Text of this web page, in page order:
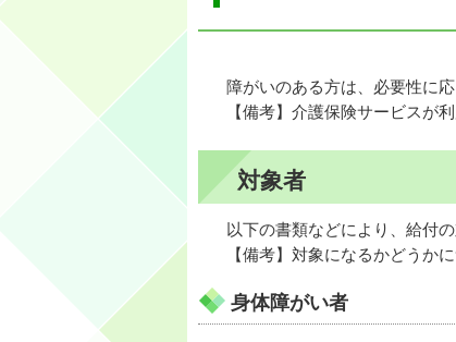
障がいのある方は、必要性に
【備考】介護保険サービスが
対象者
以下の書類などにより、給付
【備考】対象になるかどうか
身体障がい者